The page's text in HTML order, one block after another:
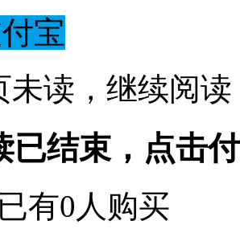
宝
未读， 继续阅读
已结束，点击
有0 人购买